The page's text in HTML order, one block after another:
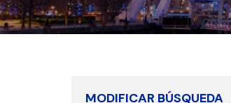
MODIFICAR BÚSQUEDA